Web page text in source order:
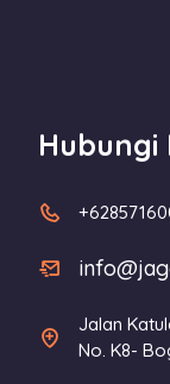
Hubungi
Jalan
No. K8-